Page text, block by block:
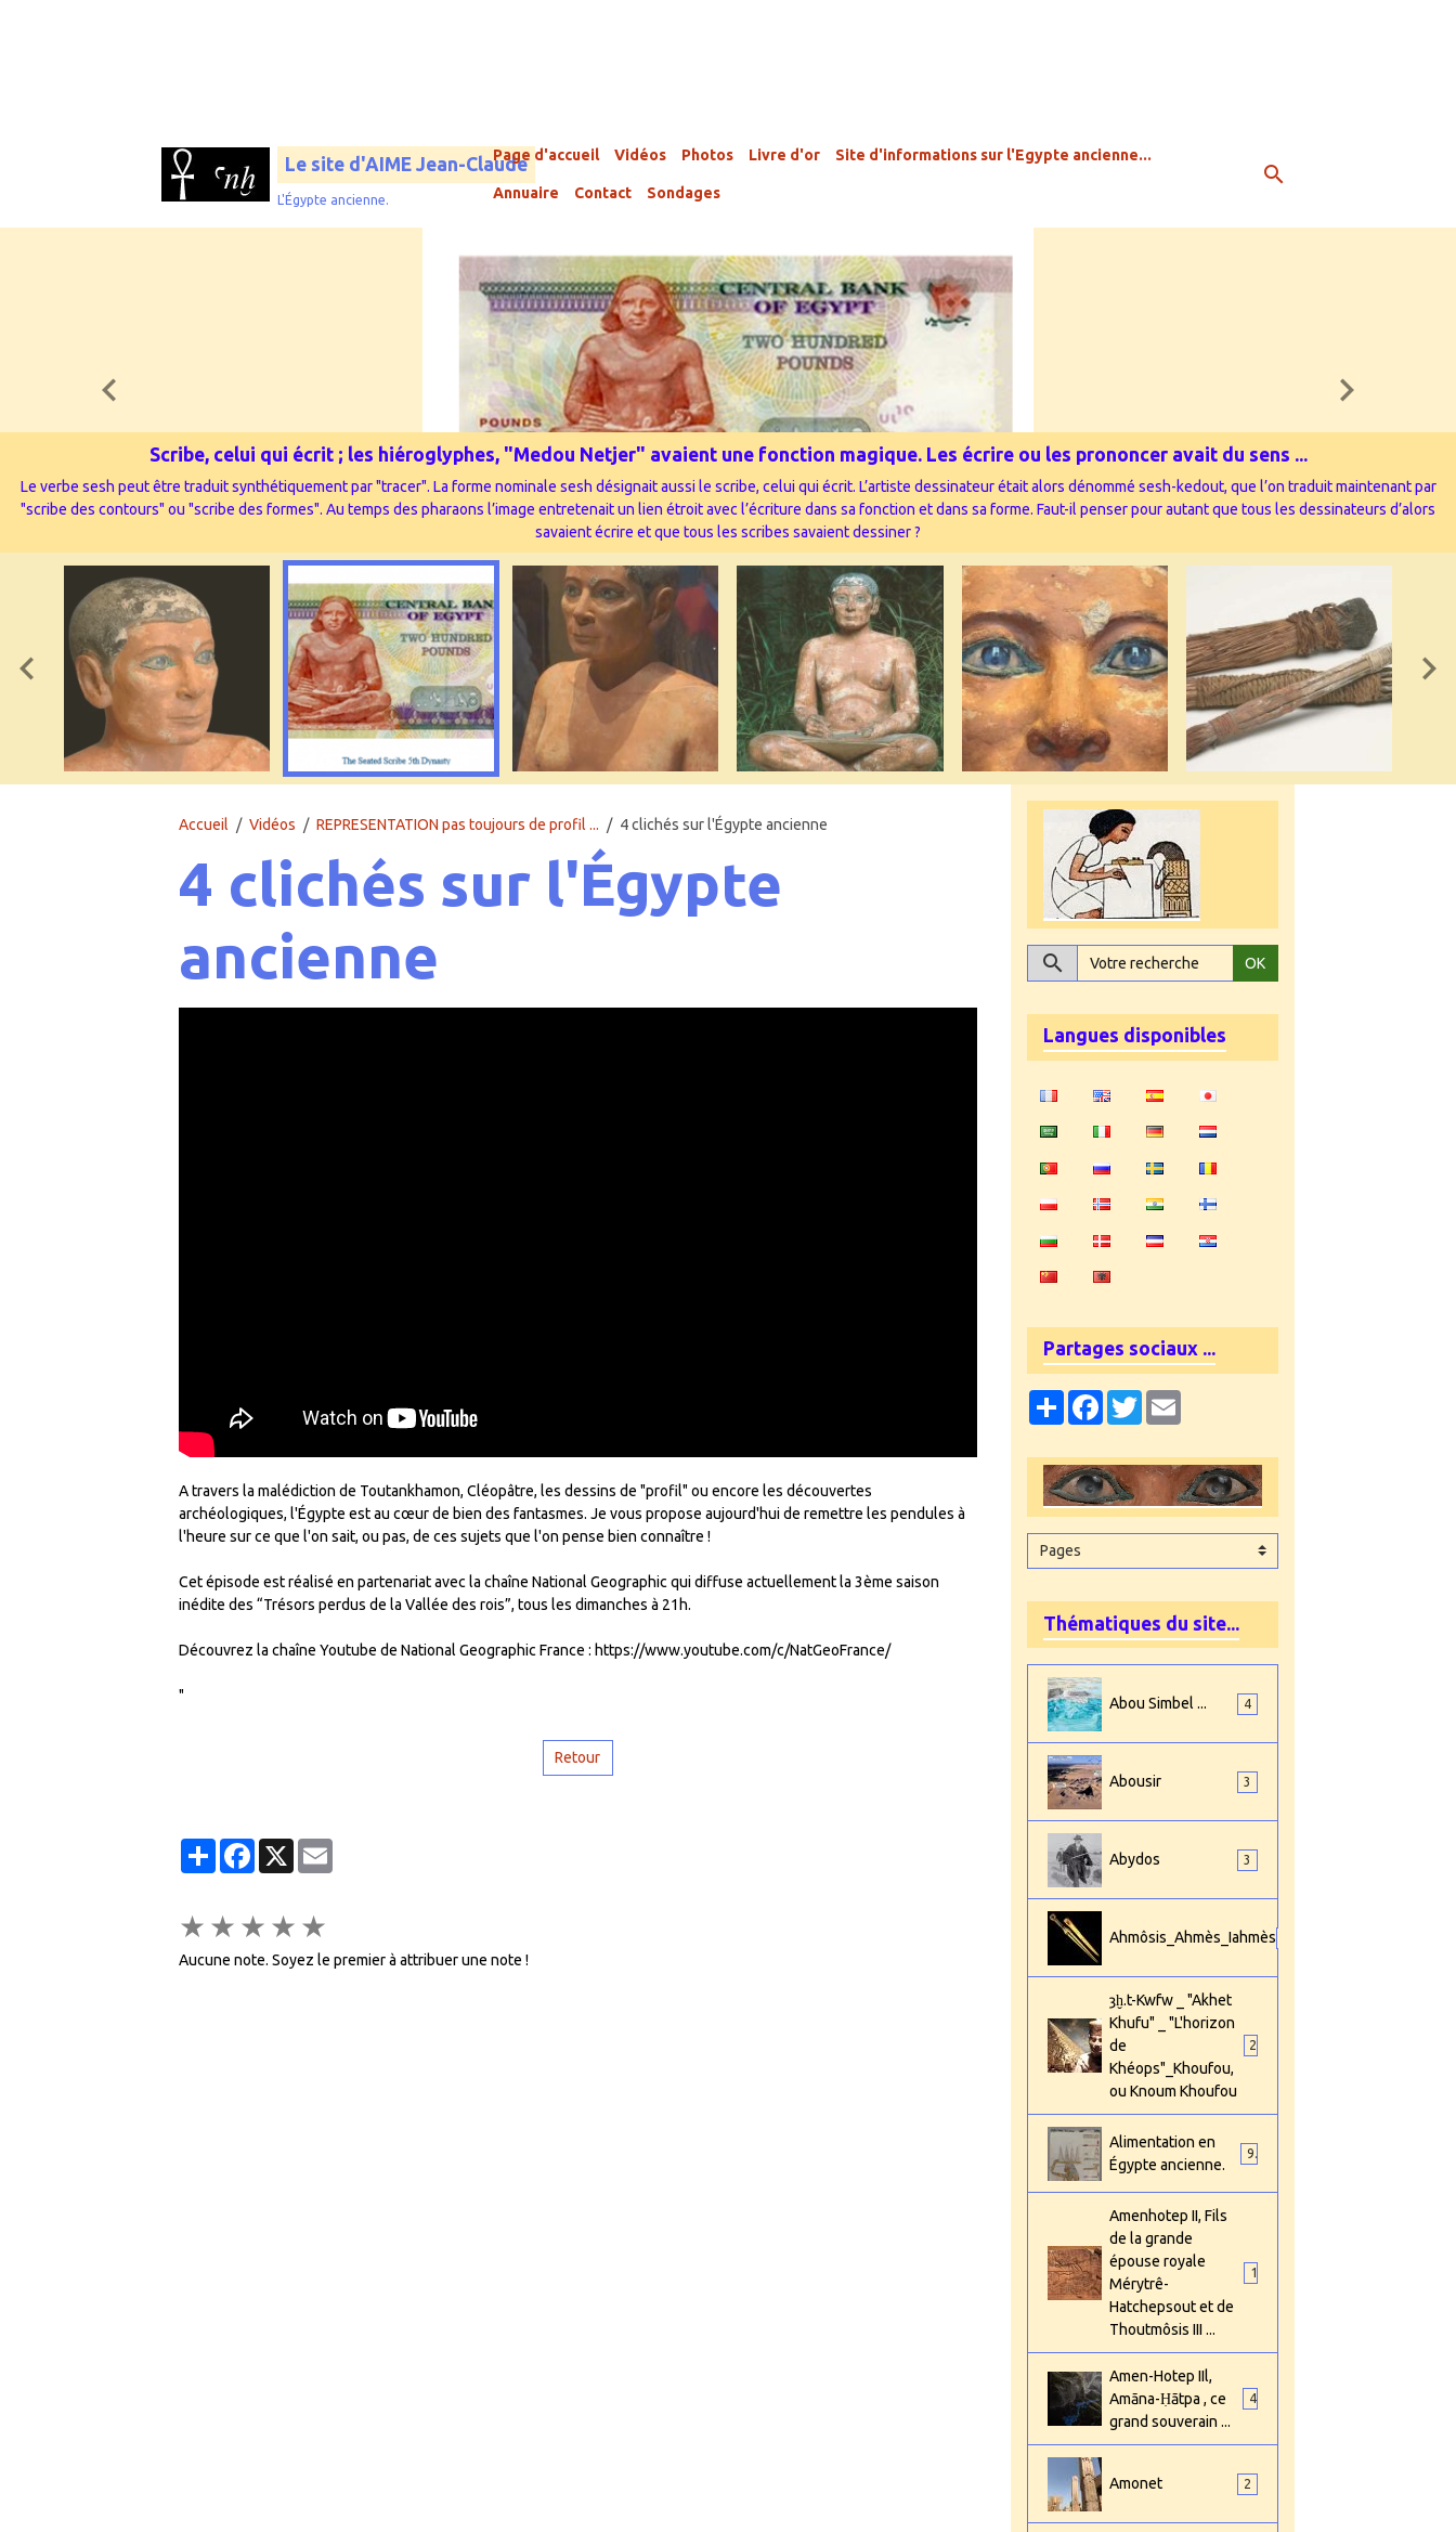
Le site d'AIME Jean-Claude
L'Égypte ancienne.
Page d'accueil Vidéos Photos Livre d'or Site d'informations sur l'Egypte ancienne...
Annuaire Contact Sondages
Scribe, celui qui écrit ; les hiéroglyphes, "Medou Netjer" avaient une fonction magique. Les écrire ou les prononcer avait du sens ...
Le verbe sesh peut être traduit synthétiquement par "tracer". La forme nominale sesh désignait aussi le scribe, celui qui écrit. L’artiste dessinateur était alors dénommé sesh-kedout, que l’on traduit maintenant par
"scribe des contours" ou "scribe des formes". Au temps des pharaons l’image entretenait un lien étroit avec l’écriture dans sa fonction et dans sa forme. Faut-il penser pour autant que tous les dessinateurs d’alors
savaient écrire et que tous les scribes savaient dessiner ?
Accueil Vidéos REPRESENTATION pas toujours de profil ... 4 clichés sur l'Égypte ancienne
4 clichés sur l'Égypte
ancienne
A travers la malédiction de Toutankhamon, Cléopâtre, les dessins de "profil" ou encore les découvertes
archéologiques, l'Égypte est au cœur de bien des fantasmes. Je vous propose aujourd'hui de remettre les pendules à
l'heure sur ce que l'on sait, ou pas, de ces sujets que l'on pense bien connaître !
Cet épisode est réalisé en partenariat avec la chaîne National Geographic qui diffuse actuellement la 3ème saison
inédite des “Trésors perdus de la Vallée des rois”, tous les dimanches à 21h.
Découvrez la chaîne Youtube de National Geographic France : https://www.youtube.com/c/NatGeoFrance/
"
Retour
PartagerFacebook
X
★ ★ ★ ★ ★
Aucune note. Soyez le premier à attribuer une note !
OK
Langues disponibles
Partages sociaux ...
PartagerFacebook
Twitter
Thématiques du site...
Abou Simbel ... 4
Abousir 3
Abydos 3
Ahmôsis_Ahmès_Iahmès
ȝḫ.t-Kwfw _ "Akhet
Khufu" _ "L'horizon
de
Khéops"_Khoufou,
ou Knoum Khoufou
Alimentation en
Égypte ancienne.
9
Amenhotep II, Fils
de la grande
épouse royale
Mérytrê-
Hatchepsout et de
Thoutmôsis III ...
Amen-Hotep IIl,
Amāna-Ḥātpa , ce
grand souverain ...
4
Amonet 2